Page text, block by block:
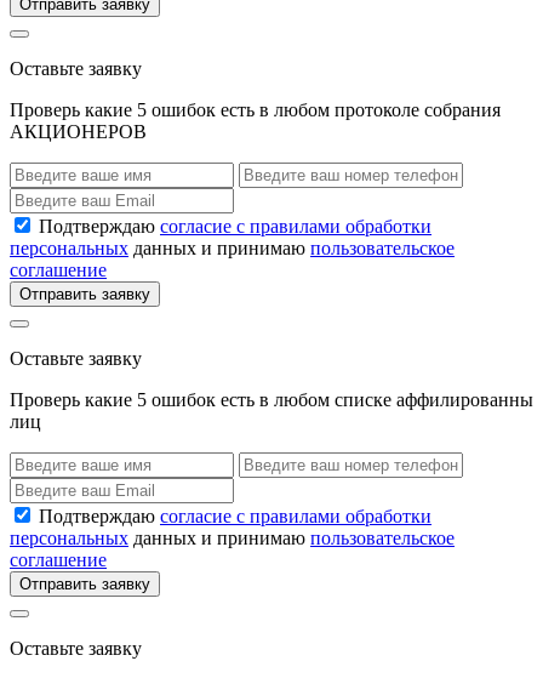
Отправить заявку
Оставьте заявку
Проверь какие 5 ошибок есть в любом протоколе собрания
АКЦИОНЕРОВ
Подтверждаю согласие с правилами обработки
персональных данных и принимаю пользовательское
соглашение
Отправить заявку
Оставьте заявку
Проверь какие 5 ошибок есть в любом списке аффилированны
лиц
Подтверждаю согласие с правилами обработки
персональных данных и принимаю пользовательское
соглашение
Отправить заявку
Оставьте заявку